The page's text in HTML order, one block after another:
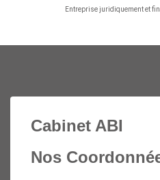
Entreprise juridiquement et
Cabinet ABI
Nos